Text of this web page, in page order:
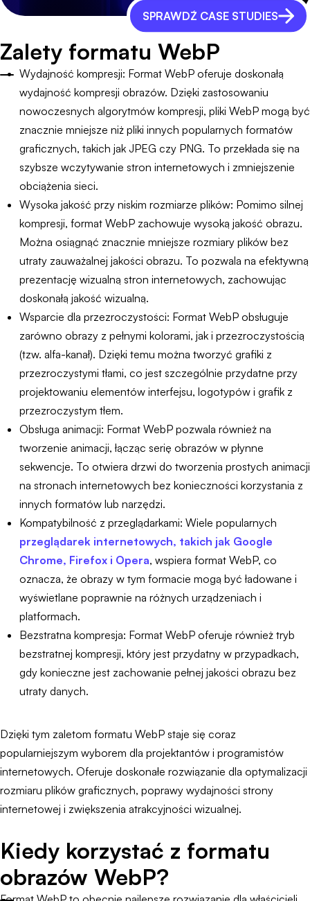
SPRAWDŹ CASE STUDIES
Zalety formatu WebP
Wydajność kompresji: Format WebP oferuje doskonałą
wydajność kompresji obrazów. Dzięki zastosowaniu
nowoczesnych algorytmów kompresji, pliki WebP mogą być
znacznie mniejsze niż pliki innych popularnych formatów
graficznych, takich jak JPEG czy PNG. To przekłada się na
szybsze wczytywanie stron internetowych i zmniejszenie
obciążenia sieci.
Wysoka jakość przy niskim rozmiarze plików: Pomimo silnej
kompresji, format WebP zachowuje wysoką jakość obrazu.
Można osiągnąć znacznie mniejsze rozmiary plików bez
utraty zauważalnej jakości obrazu. To pozwala na efektywną
prezentację wizualną stron internetowych, zachowując
doskonałą jakość wizualną.
Wsparcie dla przezroczystości: Format WebP obsługuje
zarówno obrazy z pełnymi kolorami, jak i przezroczystością
(tzw. alfa-kanał). Dzięki temu można tworzyć grafiki z
przezroczystymi tłami, co jest szczególnie przydatne przy
projektowaniu elementów interfejsu, logotypów i grafik z
przezroczystym tłem.
Obsługa animacji: Format WebP pozwala również na
tworzenie animacji, łącząc serię obrazów w płynne
sekwencje. To otwiera drzwi do tworzenia prostych animacji
na stronach internetowych bez konieczności korzystania z
innych formatów lub narzędzi.
Kompatybilność z przeglądarkami: Wiele popularnych
przeglądarek internetowych, takich jak Google
Chrome, Firefox i Opera, wspiera format WebP, co
oznacza, że obrazy w tym formacie mogą być ładowane i
wyświetlane poprawnie na różnych urządzeniach i
platformach.
Bezstratna kompresja: Format WebP oferuje również tryb
bezstratnej kompresji, który jest przydatny w przypadkach,
gdy konieczne jest zachowanie pełnej jakości obrazu bez
utraty danych.
Dzięki tym zaletom formatu WebP staje się coraz
popularniejszym wyborem dla projektantów i programistów
internetowych. Oferuje doskonałe rozwiązanie dla optymalizacji
rozmiaru plików graficznych, poprawy wydajności strony
internetowej i zwiększenia atrakcyjności wizualnej.
Kiedy korzystać z formatu
obrazów WebP?